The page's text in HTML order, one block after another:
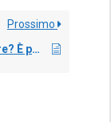
Prossimo
Quali sono le imposte da autoliquidare? È possibile utilizzare ancora il Modello F24?